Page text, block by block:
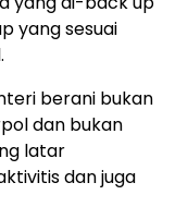
yang sesuai
berani bukan
dan bukan
latar
dan juga